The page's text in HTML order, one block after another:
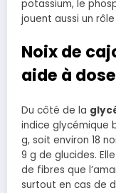
potassium, le
jouent aussi un
Noix de
aide à
Du côté de la
indice glycémique
g, soit environ 18
9 g de glucides.
de fibres que
surtout en cas de